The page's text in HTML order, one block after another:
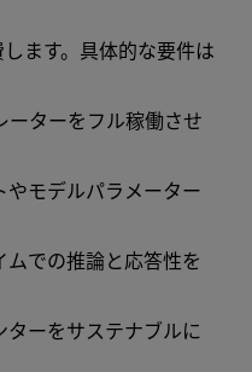
ます。具体的な要件は
ーターをフル稼働させ
やモデルパラメーター
ムでの推論と応答性を
ターをサステナブルに